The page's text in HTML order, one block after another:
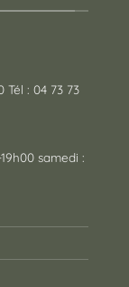
Tél : 04 73 73
samedi :